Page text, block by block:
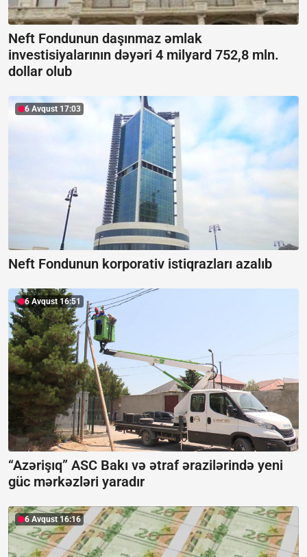
Neft Fondunun daşınmaz əmlak
investisiyalarının dəyəri 4 milyard 752,8 mln.
dollar olub
6 Avqust 17:03
Neft Fondunun korporativ istiqrazları azalıb
6 Avqust 16:51
“Azərişıq” ASC Bakı və ətraf ərazilərində yeni
güc mərkəzləri yaradır
6 Avqust 16:16